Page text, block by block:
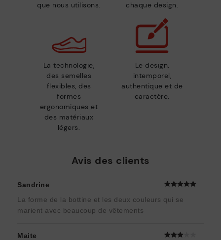
que nous utilisons.
chaque design.
La technologie,
des semelles
flexibles, des
formes
ergonomiques et
des matériaux
légers.
Le design,
intemporel,
authentique et de
caractère.
Avis des clients
Sandrine
La forme de la bottine et les deux couleurs qui se
marient avec beaucoup de vêtements
Maite